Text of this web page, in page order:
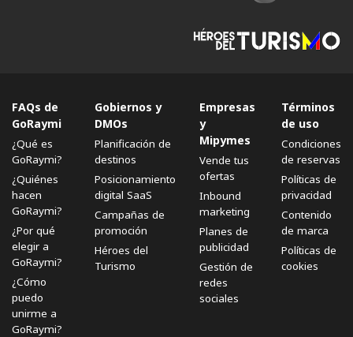
FAQs de
GoRaymi
¿Qué es
GoRaymi?
¿Quiénes
hacen
GoRaymi?
¿Por qué
elegir a
GoRaymi?
¿Cómo
puedo
unirme a
GoRaymi?
Gobiernos y
DMOs
Planificación de
destinos
Posicionamiento
digital SaaS
Campañas de
promoción
Héroes del
Turismo
Empresas
y
Mipymes
Vende tus
ofertas
Inbound
marketing
Planes de
publicidad
Gestión de
redes
sociales
Términos
de uso
Condiciones
de reservas
Políticas de
privacidad
Contenido
de marca
Políticas de
cookies